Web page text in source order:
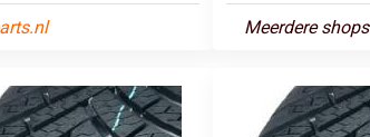
Meerdere shops